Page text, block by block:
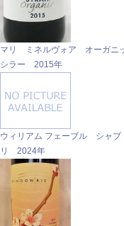
マリ ミネルヴォア オーガニ
シラー 2015年
ウィリアム フェーブル シャブ
リ 2024年